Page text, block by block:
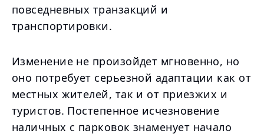
повседневных транзакций и
транспортировки.
Изменение не произойдет мгновенно, но
оно потребует серьезной адаптации как от
местных жителей, так и от приезжих и
туристов. Постепенное исчезновение
наличных с парковок знаменует начало